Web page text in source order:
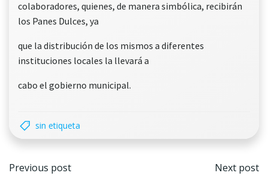
colaboradores, quienes, de manera simbólica, recibirán
los Panes Dulces, ya
que la distribución de los mismos a diferentes
instituciones locales la llevará a
cabo el gobierno municipal.
sin etiqueta
Navegación
Previous post Next post